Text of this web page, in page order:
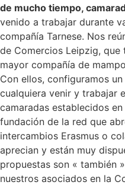
de mucho tiempo,
venido a trabajar durante
compañía Tarnese. Nos
de Comercios Leipzig,
mayor compañía de
Con ellos, configuramos
cualquiera venir y trabajar
camaradas establecidos
fundación de la red que
intercambios Erasmus o
aprecian y están muy
propuestas son « también
nuestros asociados en la